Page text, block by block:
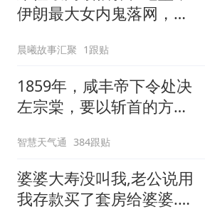
伊朗最大女内鬼落网，哈
晨曦故事汇聚 1跟贴
1859年，咸丰帝下令处决
左宗棠，要以斩首的方式
的关头
智慧天气通 384跟贴
婆婆大寿没叫我,老公说用
我存款买了套房给婆婆.我